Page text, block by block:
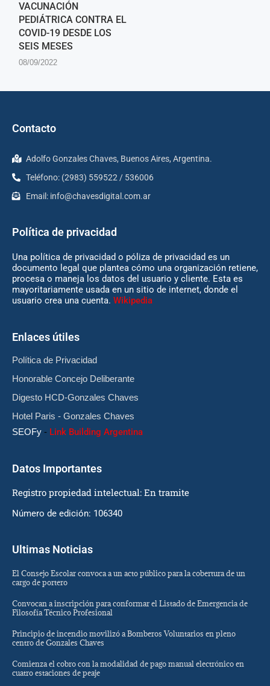
VACUNACIÓN
PEDIÁTRICA CONTRA EL
COVID-19 DESDE LOS
SEIS MESES
08/09/2022
Contacto
Adolfo Gonzales Chaves, Buenos Aires, Argentina.
Teléfono: (2983) 559522 / 536006
Email: info@chavesdigital.com.ar
Política de privacidad
Una política de privacidad o póliza de privacidad es un
documento legal que plantea cómo una organización retiene,
procesa o maneja los datos del usuario y cliente. Esta es
mayoritariamente usada en un sitio de internet, donde el
usuario crea una cuenta. Wikipedia
Enlaces útiles
Política de Privacidad
Honorable Concejo Deliberante
Digesto HCD-Gonzales Chaves
Hotel Paris - Gonzales Chaves
SEOFy - Link Building Argentina
Datos Importantes
Registro propiedad intelectual: En tramite
Número de edición: 106340
Ultimas Noticias
El Consejo Escolar convoca a un acto público para la cobertura de un
cargo de portero
Convocan a inscripción para conformar el Listado de Emergencia de
Filosofía Técnico Profesional
Principio de incendio movilizó a Bomberos Voluntarios en pleno
centro de Gonzales Chaves
Comienza el cobro con la modalidad de pago manual electrónico en
cuatro estaciones de peaje